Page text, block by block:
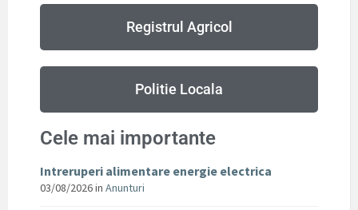
Registrul Agricol
Politie Locala
Cele mai importante
Intreruperi alimentare energie electrica
03/08/2026in Anunturi